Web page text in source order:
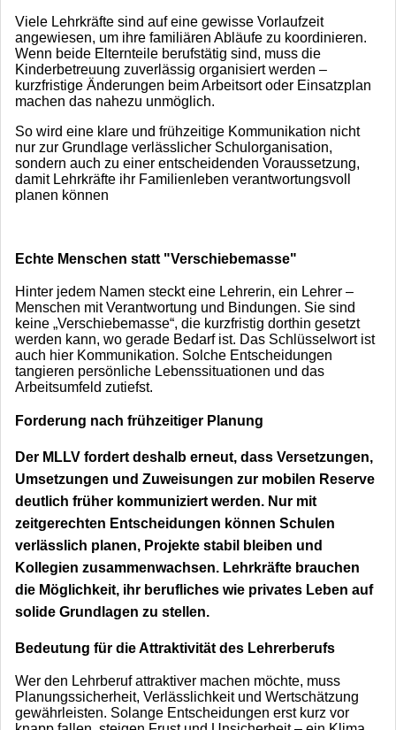
Viele Lehrkräfte sind auf eine gewisse Vorlaufzeit
angewiesen, um ihre familiären Abläufe zu koordinieren.
Wenn beide Elternteile berufstätig sind, muss die
Kinderbetreuung zuverlässig organisiert werden –
kurzfristige Änderungen beim Arbeitsort oder Einsatzplan
machen das nahezu unmöglich.
So wird eine klare und frühzeitige Kommunikation nicht
nur zur Grundlage verlässlicher Schulorganisation,
sondern auch zu einer entscheidenden Voraussetzung,
damit Lehrkräfte ihr Familienleben verantwortungsvoll
planen können
Echte Menschen statt "Verschiebemasse"
Hinter jedem Namen steckt eine Lehrerin, ein Lehrer –
Menschen mit Verantwortung und Bindungen. Sie sind
keine „Verschiebemasse“, die kurzfristig dorthin gesetzt
werden kann, wo gerade Bedarf ist. Das Schlüsselwort ist
auch hier Kommunikation. Solche Entscheidungen
tangieren persönliche Lebenssituationen und das
Arbeitsumfeld zutiefst.
Forderung nach frühzeitiger Planung
Der MLLV fordert deshalb erneut, dass Versetzungen,
Umsetzungen und Zuweisungen zur mobilen Reserve
deutlich früher kommuniziert werden. Nur mit
zeitgerechten Entscheidungen können Schulen
verlässlich planen, Projekte stabil bleiben und
Kollegien zusammenwachsen. Lehrkräfte brauchen
die Möglichkeit, ihr berufliches wie privates Leben auf
solide Grundlagen zu stellen.
Bedeutung für die Attraktivität des Lehrerberufs
Wer den Lehrberuf attraktiver machen möchte, muss
Planungssicherheit, Verlässlichkeit und Wertschätzung
gewährleisten. Solange Entscheidungen erst kurz vor